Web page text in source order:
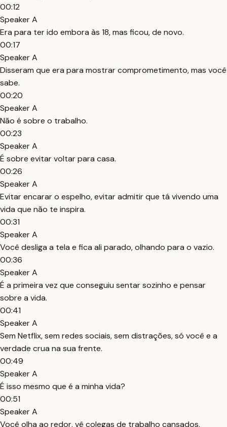
00:12
Speaker A
Era para ter ido embora às 18, mas ficou, de novo.
00:17
Speaker A
Disseram que era para mostrar comprometimento, mas você
sabe.
00:20
Speaker A
Não é sobre o trabalho.
00:23
Speaker A
É sobre evitar voltar para casa.
00:26
Speaker A
Evitar encarar o espelho, evitar admitir que tá vivendo uma
vida que não te inspira.
00:31
Speaker A
Você desliga a tela e fica ali parado, olhando para o vazio.
00:36
Speaker A
É a primeira vez que conseguiu sentar sozinho e pensar
sobre a vida.
00:41
Speaker A
Sem Netflix, sem redes sociais, sem distrações, só você e a
verdade crua na sua frente.
00:49
Speaker A
É isso mesmo que é a minha vida?
00:51
Speaker A
Você olha ao redor, vê colegas de trabalho cansados,